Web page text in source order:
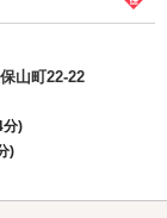
山町22-22
分)
)